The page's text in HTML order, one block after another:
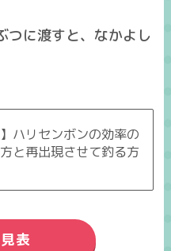
つに渡すと、なかよし
】ハリセンボンの効率の
と再出現させて釣る方
表